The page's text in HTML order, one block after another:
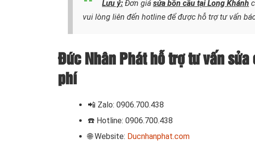
Lưu ý: Đơn giá sửa bồn cầu tại Long Khánh
vui lòng liên đến hotline để được hỗ trợ tư vấn
Đức Nhân Phát hỗ trợ tư vấn
phí
📲 Zalo: 0906.700.438
☎️ Hotline: 0906.700.438
🌐 Website: Ducnhanphat.com